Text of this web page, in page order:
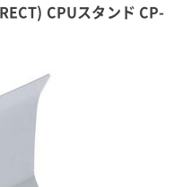
CPUスタンド CP-